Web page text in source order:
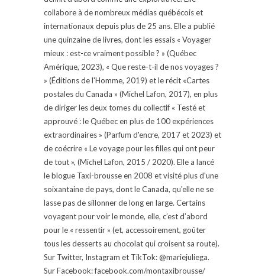
collabore à de nombreux médias québécois et
internationaux depuis plus de 25 ans. Elle a publié
une quinzaine de livres, dont les essais « Voyager
mieux : est-ce vraiment possible ? » (Québec
Amérique, 2023), « Que reste-t-il de nos voyages ?
» (Éditions de l'Homme, 2019) et le récit «Cartes
postales du Canada » (Michel Lafon, 2017), en plus
de diriger les deux tomes du collectif « Testé et
approuvé : le Québec en plus de 100 expériences
extraordinaires » (Parfum d'encre, 2017 et 2023) et
de coécrire « Le voyage pour les filles qui ont peur
de tout », (Michel Lafon, 2015 / 2020). Elle a lancé
le blogue Taxi-brousse en 2008 et visité plus d'une
soixantaine de pays, dont le Canada, qu'elle ne se
lasse pas de sillonner de long en large. Certains
voyagent pour voir le monde, elle, c’est d’abord
pour le « ressentir » (et, accessoirement, goûter
tous les desserts au chocolat qui croisent sa route).
Sur Twitter, Instagram et TikTok: @mariejuliega.
Sur Facebook: facebook.com/montaxibrousse/